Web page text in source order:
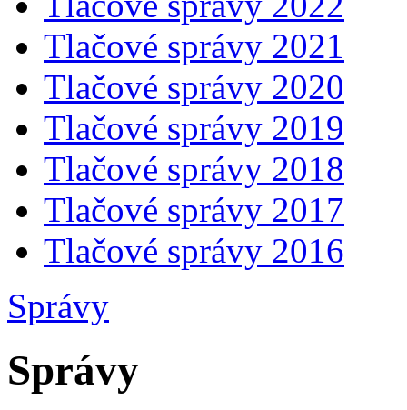
Tlačové správy 2021
Tlačové správy 2020
Tlačové správy 2019
Tlačové správy 2018
Tlačové správy 2017
Tlačové správy 2016
Správy
Správy